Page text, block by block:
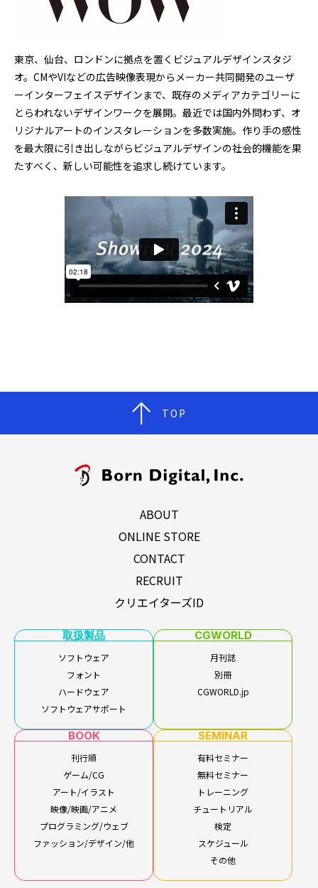
東京、仙台、ロンドンに拠点を置くビジュアルデザインスタジ
オ。CMやVIなどの広告映像表現からメーカー共同開発のユーザ
ーインターフェイスデザインまで、既存のメディアカテゴリーに
とらわれないデザインワークを展開。最近では国内外問わず、オ
リジナルアートのインスタレーションを多数実施。作り手の感性
を最大限に引き出しながらビジュアルデザインの社会的機能を果
たすべく、新しい可能性を追求し続けています。
TOP
ABOUT
ONLINE STORE
CONTACT
RECRUIT
クリエイターズID
取扱製品
ソフトウェア
フォント
ハードウェア
ソフトウェアサポート
CGWORLD
月刊誌
別冊
CGWORLD.jp
BOOK
刊行順
ゲーム/CG
アート/イラスト
映像/映画/アニメ
プログラミング/ウェブ
ファッション/デザイン/他
SEMINAR
有料セミナー
無料セミナー
トレーニング
チュートリアル
検定
スケジュール
その他